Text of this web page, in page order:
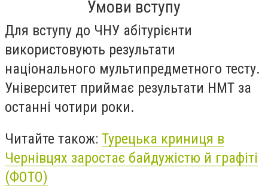
Умови вступу
Для вступу до ЧНУ абітурієнти
використовують результати
національного мультипредметного тесту.
Університет приймає результати НМТ за
останні чотири роки.
Читайте також: Турецька криниця в
Чернівцях заростає байдужістю й графіті
(ФОТО)